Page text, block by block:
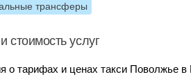
трансферы
стоимость услуг
о тарифах и ценах такси Поволжье